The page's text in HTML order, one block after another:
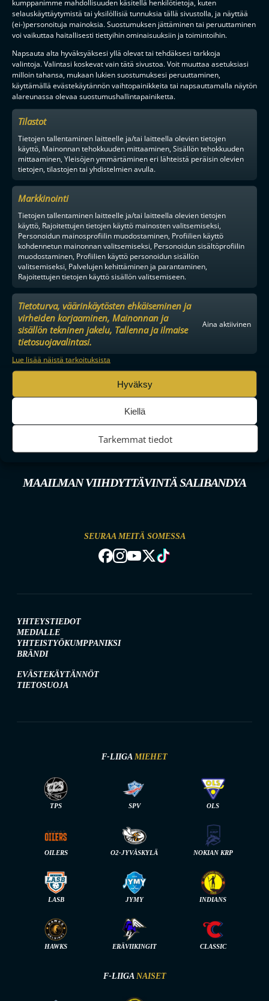
kumppanimme mahdollisuuden käsitellä henkilötietoja, kuten
selauskäyttäytymistä tai yksilöllisiä tunnuksia tällä sivustolla, ja näyttää
(ei-)personoituja mainoksia. Suostumuksen jättäminen tai peruuttaminen
voi vaikuttaa haitallisesti tiettyihin ominaisuuksiin ja toimintoihin.
Napsauta alta hyväksyäksesi yllä olevat tai tehdäksesi tarkkoja
valintoja. Valintasi koskevat vain tätä sivustoa. Voit muuttaa asetuksiasi
milloin tahansa, mukaan lukien suostumuksesi peruuttaminen,
käyttämällä evästekäytännön vaihtopainikkeita tai napsauttamalla näytön
alareunassa olevaa suostumushallintapainiketta.
Tilastot
Tietojen tallentaminen laitteelle ja/tai laitteella olevien tietojen
käyttö, Mainonnan tehokkuuden mittaaminen, Sisällön tehokkuuden
mittaaminen, Yleisöjen ymmärtäminen eri lähteistä peräisin olevien
tietojen, tilastojen tai yhdistelmien avulla.
Markkinointi
Tietojen tallentaminen laitteelle ja/tai laitteella olevien tietojen
käyttö, Rajoitettujen tietojen käyttö mainosten valitsemiseksi,
Personoidun mainosprofiilin muodostaminen, Profiilien käyttö
kohdennetun mainonnan valitsemiseksi, Personoidun sisältöprofiilin
muodostaminen, Profiilien käyttö personoidun sisällön
valitsemiseksi, Palvelujen kehittäminen ja parantaminen,
Rajoitettujen tietojen käyttö sisällön valitsemiseen.
Tietoturva, väärinkäytösten ehkäiseminen ja
virheiden korjaaminen, Mainonnan ja
sisällön tekninen jakelu, Tallenna ja ilmaise
tietosuojavalintasi.
Aina aktiivinen
Lue lisää näistä tarkoituksista
Hyväksy
Kiellä
Tarkemmat tiedot
F-LIIGANKUMPPANIT
MAAILMAN VIIHDYTTÄVINTÄ SALIBANDYA
SEURAA MEITÄ SOMESSA
YHTEYSTIEDOT
MEDIALLE
YHTEISTYÖKUMPPANIKSI
BRÄNDI
EVÄSTEKÄYTÄNNÖT
TIETOSUOJA
F-LIIGA MIEHET
TPS SPV OLS
OILERS O2-JYVÄSKYLÄ NOKIAN KRP
LASB JYMY INDIANS
HAWKS ERÄVIIKINGIT CLASSIC
F-LIIGA NAISET